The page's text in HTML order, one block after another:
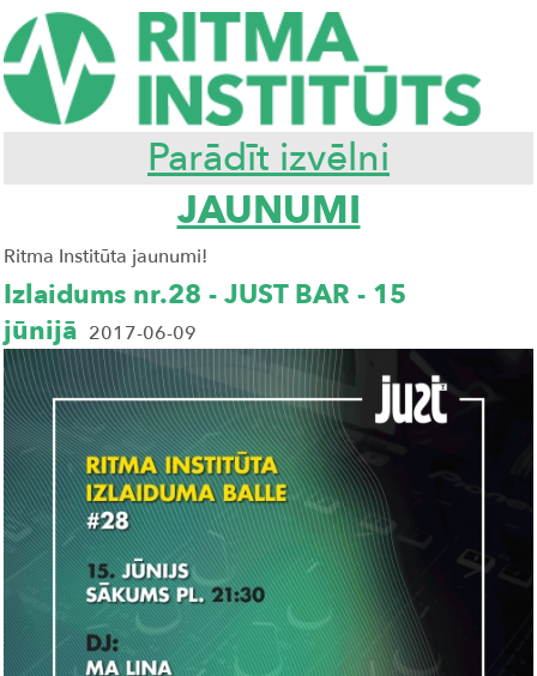
Parādīt izvēlni
JAUNUMI
Ritma Institūta jaunumi!
Izlaidums nr.28 - JUST BAR - 15
jūnijā 2017-06-09